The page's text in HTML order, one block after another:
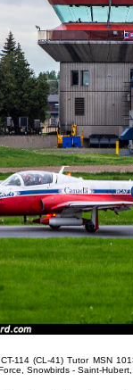
114 (CL-41) Tutor MSN
Snowbirds - Saint-